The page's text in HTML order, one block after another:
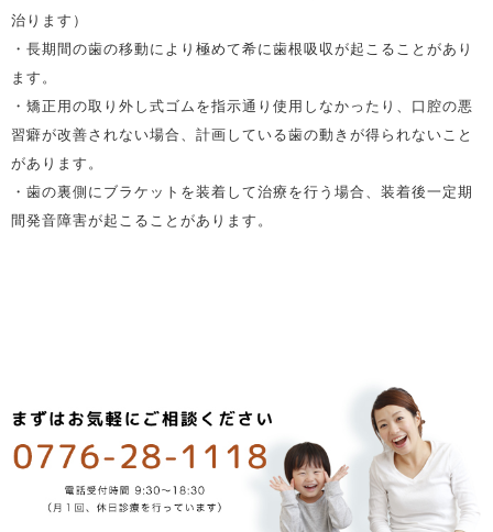
治ります）
・長期間の歯の移動により極めて希に歯根吸収が起こることがあり
ます。
・矯正用の取り外し式ゴムを指示通り使用しなかったり、口腔の悪
習癖が改善されない場合、計画している歯の動きが得られないこと
があります。
・歯の裏側にブラケットを装着して治療を行う場合、装着後一定期
間発音障害が起こることがあります。